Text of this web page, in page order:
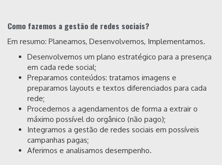
Como fazemos a gestão de redes sociais?
Em resumo: Planeamos, Desenvolvemos, Implementamos.
Desenvolvemos um plano estratégico para a presença
em cada rede social;
Preparamos conteúdos: tratamos imagens e
preparamos layouts e textos diferenciados para cada
rede;
Procedemos a agendamentos de forma a extrair o
máximo possível do orgânico (não pago);
Integramos a gestão de redes sociais em possíveis
campanhas pagas;
Aferimos e analisamos desempenho.